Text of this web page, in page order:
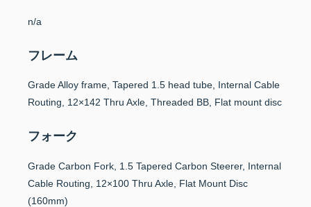
n/a
フレーム
Grade Alloy frame, Tapered 1.5 head tube, Internal Cable
Routing, 12×142 Thru Axle, Threaded BB, Flat mount disc
フォーク
Grade Carbon Fork, 1.5 Tapered Carbon Steerer, Internal
Cable Routing, 12×100 Thru Axle, Flat Mount Disc
(160mm)